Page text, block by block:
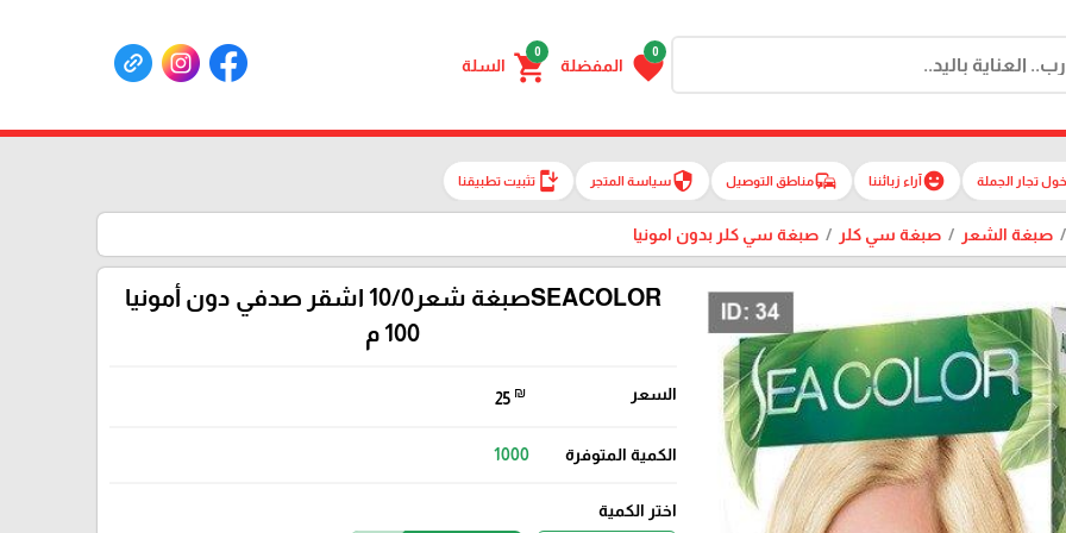
0
favorite المفضلة
0
shopping_cart السلة
تجار الجملة emoji_emotionsآراء زبائننا commuteمناطق التوصيل securityسياسة المتجر install_mobileتثبيت تطبيقنا
صبغة الشعر صبغة سي كلر صبغة سي كلر بدون امونيا
SEACOLORصبغة شعر10/0 اشقر صدفي دون أمونيا
100 م
السعر 25 ₪
الكمية المتوفرة 1000
اختر الكمية